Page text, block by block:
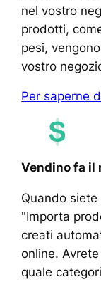
nel vostro
prodotti,
pesi,
vostro
Per saperne
Vendino fa il
Quando
"Importa
creati
online.
quale